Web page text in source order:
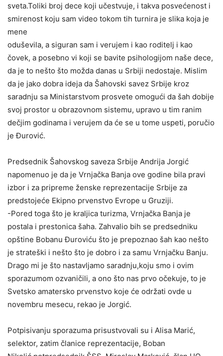
sveta.Toliki broj dece koji učestvuje, i takva posvećenost i
smirenost koju sam video tokom tih turnira je slika koja je
mene
oduševila, a siguran sam i verujem i kao roditelj i kao
čovek, a posebno vi koji se bavite psihologijom naše dece,
da je to nešto što možda danas u Srbiji nedostaje. Mislim
da je jako dobra ideja da Šahovski savez Srbije kroz
saradnju sa Ministarstvom prosvete omogući da šah dobije
svoj prostor u obrazovnom sistemu, upravo u tim ranim
dečjim godinama i verujem da će se u tome uspeti, poručio
je Đurović.
Predsednik Šahovskog saveza Srbije Andrija Jorgić
napomenuo je da je Vrnjačka Banja ove godine bila pravi
izbor i za pripreme ženske reprezentacije Srbije za
predstojeće Ekipno prvenstvo Evrope u Gruziji.
-Pored toga što je kraljica turizma, Vrnjačka Banja je
postala i prestonica šaha. Zahvalio bih se predsedniku
opštine Bobanu Đuroviću što je prepoznao šah kao nešto
je strateški i nešto što je dobro i za samu Vrnjačku Banju.
Drago mi je što nastavljamo saradnju,koju smo i ovim
sporazumom ozvaničili, a ono što nas prvo očekuje, to je
Svetsko amatersko prvenstvo koje će održati ovde u
novembru mesecu, rekao je Jorgić.
Potpisivanju sporazuma prisustvovali su i Alisa Marić,
selektor, zatim članice reprezentacije, Boban